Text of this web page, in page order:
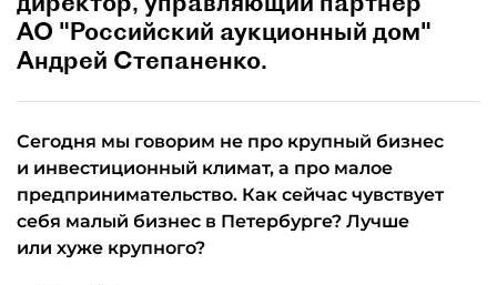
АО "Российский аукционный дом"
Андрей Степаненко.
Сегодня мы говорим не про крупный бизнес
и инвестиционный климат, а про малое
предпринимательство. Как сейчас чувствует
себя малый бизнес в Петербурге? Лучше
или хуже крупного?